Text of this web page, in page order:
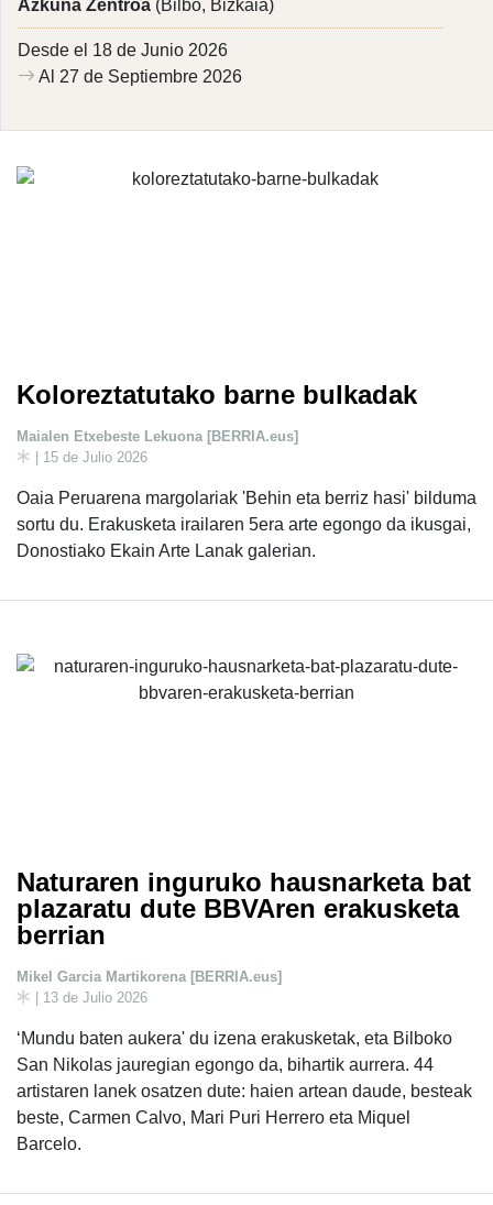
Azkuna Zentroa (Bilbo, Bizkaia)
Desde el 18 de Junio 2026
Al 27 de Septiembre 2026
Koloreztatutako barne bulkadak
Maialen Etxebeste Lekuona [BERRIA.eus]
| 15 de Julio 2026
Oaia Peruarena margolariak 'Behin eta berriz hasi' bilduma
sortu du. Erakusketa irailaren 5era arte egongo da ikusgai,
Donostiako Ekain Arte Lanak galerian.
Naturaren inguruko hausnarketa bat
plazaratu dute BBVAren erakusketa
berrian
Mikel Garcia Martikorena [BERRIA.eus]
| 13 de Julio 2026
‘Mundu baten aukera' du izena erakusketak, eta Bilboko
San Nikolas jauregian egongo da, bihartik aurrera. 44
artistaren lanek osatzen dute: haien artean daude, besteak
beste, Carmen Calvo, Mari Puri Herrero eta Miquel
Barcelo.